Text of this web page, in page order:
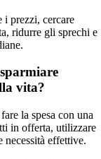
i prezzi, cercare
ridurre gli sprechi e
vita?
la spesa con una
in offerta, utilizzare
effettive.